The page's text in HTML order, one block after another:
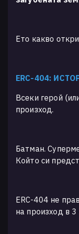
Ето какво
ERC-404:
Всеки герой
произход.
Батман.
Който си
ERC-404 не
на произход в 3